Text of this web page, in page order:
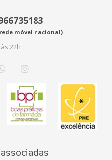
móvel nacional)
22h